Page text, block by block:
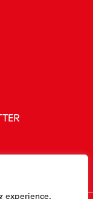
experience,